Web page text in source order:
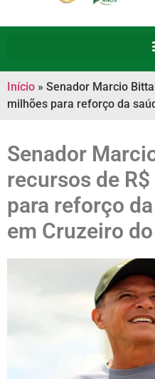
Início » Senador Marcio
milhões para reforço da
Senador
recursos de
para reforço
em Cruzeiro do